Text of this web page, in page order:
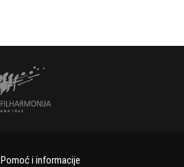
Pomoć i informacije